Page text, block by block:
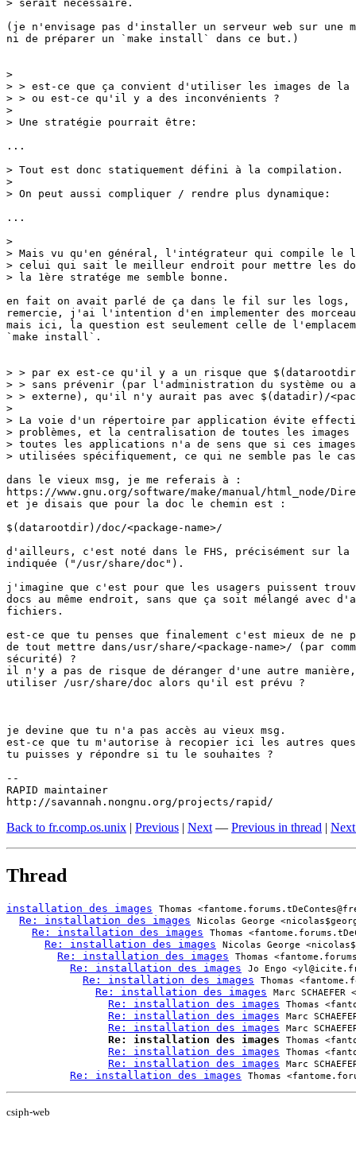
> serait nécessaire.
(je n'envisage pas d'installer un serveur web sur une
ni de préparer un `make install` dans ce but.)
>
> > est-ce que ça convient d'utiliser les images de
> > ou est-ce qu'il y a des inconvénients ?
>
> Une stratégie pourrait être:
...
> Tout est donc statiquement défini à la compilation.
>
> On peut aussi compliquer / rendre plus dynamique:
...
>
> Mais vu qu'en général, l'intégrateur qui compile le
> celui qui sait le meilleur endroit pour mettre les
> la 1ère stratége me semble bonne.
en fait on avait parlé de ça dans le fil sur les
remercie, j'ai l'intention d'en implementer des
mais ici, la question est seulement celle de
`make install`.
> > par ex est-ce qu'il y a un risque que
> > sans prévenir (par l'administration du système ou
> > externe), qu'il n'y aurait pas avec $(datadir)/
>
> La voie d'un répertoire par application évite
> problèmes, et la centralisation de toutes les images
> toutes les applications n'a de sens que si ces
> utilisées spécifiquement, ce qui ne semble pas le
dans le vieux msg, je me referais à :
https://www.gnu.org/software/make/manual/html_node/
et je disais que pour la doc le chemin est :
$(datarootdir)/doc/<package-name>/
d'ailleurs, c'est noté dans le FHS, précisément sur la
indiquée ("/usr/share/doc").
j'imagine que c'est pour que les usagers puissent
docs au même endroit, sans que ça soit mélangé avec
fichiers.
est-ce que tu penses que finalement c'est mieux de
de tout mettre dans/usr/share/<package-name>/ (par
sécurité) ?
il n'y a pas de risque de déranger d'une autre
utiliser /usr/share/doc alors qu'il est prévu ?
je devine que tu n'a pas accès au vieux msg.
est-ce que tu m'autorise à recopier ici les autres
tu puisses y répondre si tu le souhaites ?
--
RAPID maintainer
http://savannah.nongnu.org/projects/rapid/
Back to fr.comp.os.unix | Previous | Next — Previous in thread |
Thread
installation des images Thomas
Re: installation des images Nicolas George
Re: installation des images Thomas
Re: installation des images Nicolas George
Re: installation des images Thomas
Re: installation des images Jo Engo
Re: installation des images Thomas
Re: installation des images Marc
Re: installation des images Thomas
Re: installation des images Marc
Re: installation des images Marc
Re: installation des images Thomas
Re: installation des images Thomas
Re: installation des images Marc
Re: installation des images Thomas
csiph-web